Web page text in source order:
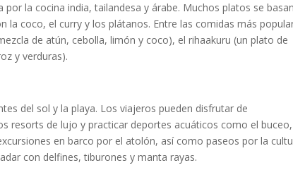
la cocina india, tailandesa y árabe. Muchos platos se
la coco, el curry y los plátanos. Entre las comidas más
de atún, cebolla, limón y coco), el rihaakuru (un plato de
y verduras).
del sol y la playa. Los viajeros pueden disfrutar de
resorts de lujo y practicar deportes acuáticos como el
en barco por el atolón, así como paseos por la
con delfines, tiburones y manta rayas.